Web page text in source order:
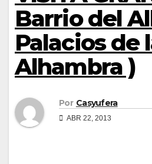
Barrio del
Palacios de
Alhambra )
Por Casyufera
ABR 22, 2013